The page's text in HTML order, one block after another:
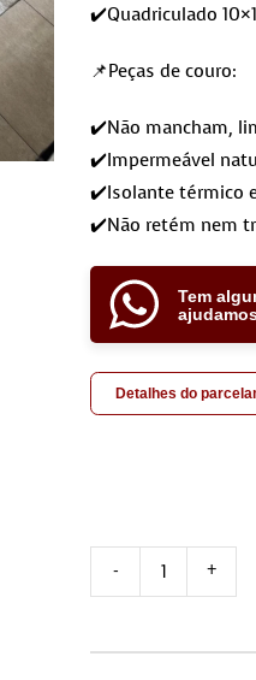
✔️Quadriculado
📌Peças de couro:
✔️Não mancham,
✔️Impermeável
✔️Isolante térmico
✔️Não retém nem
Tem
Detalhes do
Couro